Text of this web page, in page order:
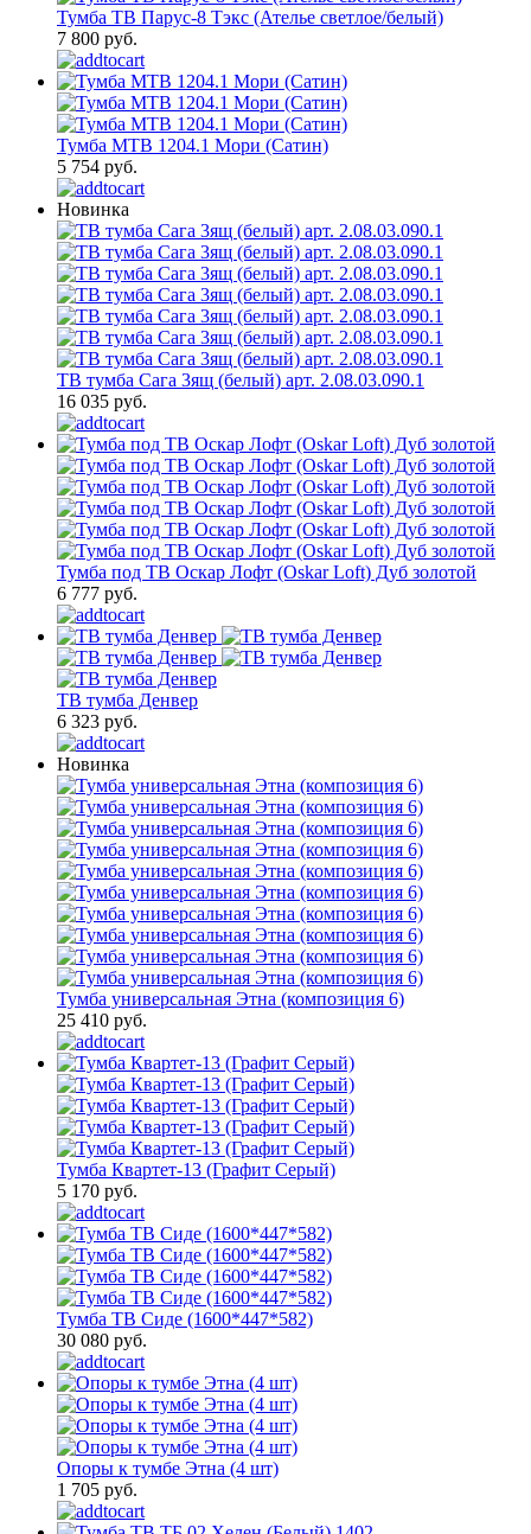
Тумба ТВ Парус-8 Тэкс (Ателье светлое/белый)
7 800 руб.
Тумба МТВ 1204.1 Мори (Сатин)
5 754 руб.
Новинка
ТВ тумба Сага 3ящ (белый) арт. 2.08.03.090.1
16 035 руб.
Тумба под ТВ Оскар Лофт (Oskar Loft) Дуб золотой
6 777 руб.
ТВ тумба Денвер
6 323 руб.
Новинка
Тумба универсальная Этна (композиция 6)
25 410 руб.
Тумба Квартет-13 (Графит Серый)
5 170 руб.
Тумба ТВ Сиде (1600*447*582)
30 080 руб.
Опоры к тумбе Этна (4 шт)
1 705 руб.